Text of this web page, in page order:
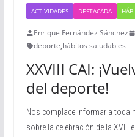
ACTIVIDADES DESTACADA
Enrique Fernández Sánchez
deporte,hábitos saludables
XXVIII CAI:
del deporte!
Nos complace informar a toda
sobre la celebración de la XVIII